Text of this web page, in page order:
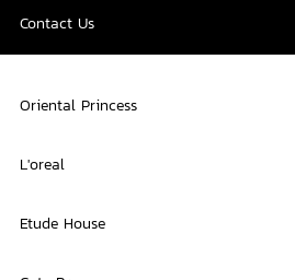
Contact Us
Oriental Princess
L'oreal
Etude House